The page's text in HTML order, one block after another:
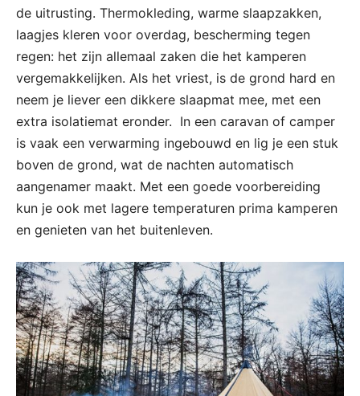
de uitrusting. Thermokleding, warme slaapzakken,
laagjes kleren voor overdag, bescherming tegen
regen: het zijn allemaal zaken die het kamperen
vergemakkelijken. Als het vriest, is de grond hard en
neem je liever een dikkere slaapmat mee, met een
extra isolatiemat eronder. In een caravan of camper
is vaak een verwarming ingebouwd en lig je een stuk
boven de grond, wat de nachten automatisch
aangenamer maakt. Met een goede voorbereiding
kun je ook met lagere temperaturen prima kamperen
en genieten van het buitenleven.